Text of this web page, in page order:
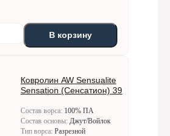
В корзину
Ковролин AW Sensualite
Sensation (Сенсатион) 39
Состав ворса: 100% ПА
Состав основы: Джут/Войлок
Тип ворса: Разрезной